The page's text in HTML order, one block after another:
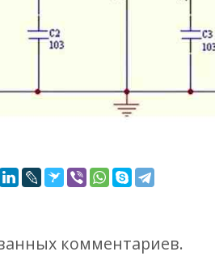
комментариев.